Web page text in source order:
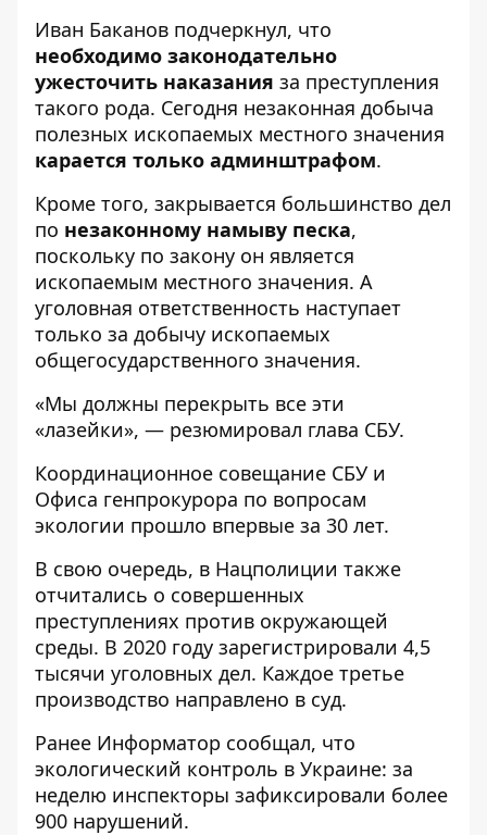
Иван Баканов подчеркнул, что
необходимо законодательно
ужесточить наказания за преступления
такого рода. Сегодня незаконная добыча
полезных ископаемых местного значения
карается только админштрафом.
Кроме того, закрывается большинство дел
по незаконному намыву песка,
поскольку по закону он является
ископаемым местного значения. А
уголовная ответственность наступает
только за добычу ископаемых
общегосударственного значения.
«Мы должны перекрыть все эти
«лазейки», — резюмировал глава СБУ.
Координационное совещание СБУ и
Офиса генпрокурора по вопросам
экологии прошло впервые за 30 лет.
В свою очередь, в Нацполиции также
отчитались о совершенных
преступлениях против окружающей
среды. В 2020 году зарегистрировали 4,5
тысячи уголовных дел. Каждое третье
производство направлено в суд.
Ранее Информатор сообщал, что
экологический контроль в Украине: за
неделю инспекторы зафиксировали более
900 нарушений.